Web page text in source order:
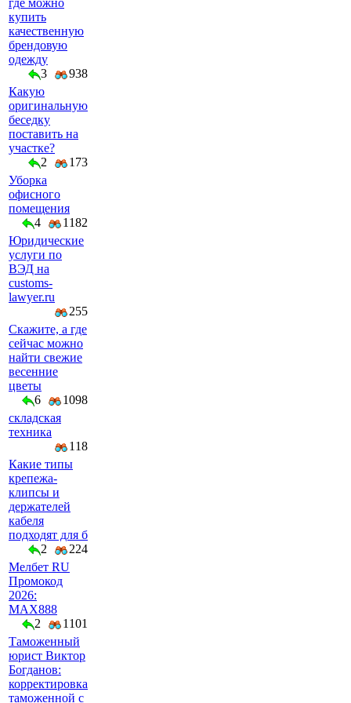
где можно
купить
качественную
брендовую
одежду
3
938
Какую
оригинальную
беседку
поставить на
участке?
2
173
Уборка
офисного
помещения
4
1182
Юридические
услуги по
ВЭД на
customs-
lawyer.ru
255
Скажите, а где
сейчас можно
найти свежие
весенние
цветы
6
1098
складская
техника
118
Какие типы
крепежа-
клипсы и
держателей
кабеля
подходят для б
2
224
Мелбет RU
Промокод
2026:
MAX888
2
1101
Таможенный
юрист Виктор
Богданов:
корректировка
таможенной с